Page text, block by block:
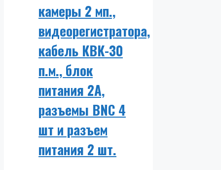
камеры 2 мп.,
видеорегистратора,
кабель КВК-30
п.м., блок
питания 2А,
разъемы BNC 4
шт и разъем
питания 2 шт.